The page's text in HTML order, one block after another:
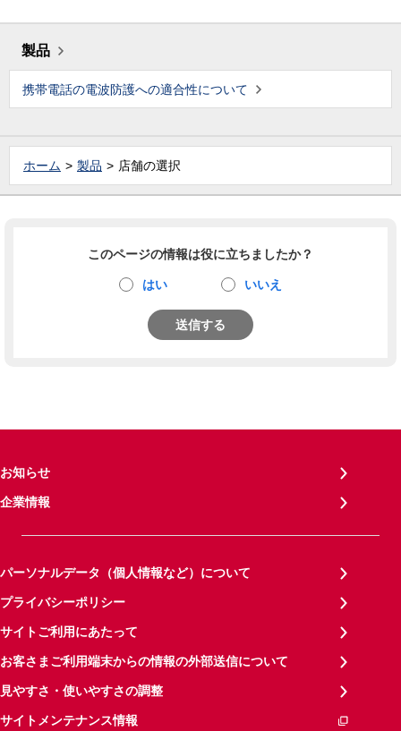
製品
携帯電話の電波防護への適合性について
ホーム 製品 店舗の選択
このページの情報は役に立ちましたか？
はい いいえ
送信する
お知らせ
企業情報
パーソナルデータ（個人情報など）について
プライバシーポリシー
サイトご利用にあたって
お客さまご利用端末からの情報の外部送信について
見やすさ・使いやすさの調整
サイトメンテナンス情報